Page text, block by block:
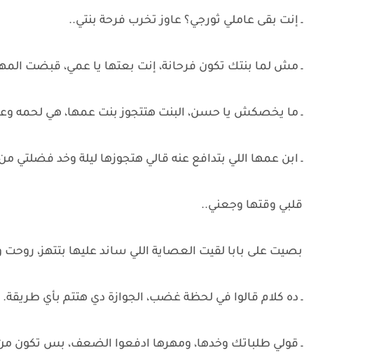
ـ إنت بقى عاملي ثورجي؟ عاوز تخرب فرحة بنتي..
ـ مش لما بنتك تكون فرحانة، إنت بعتها يا عمي، قبضت
ـ ما يخصكش يا حسن، البنت هتتجوز بنت عمها، هي لحمه
ـ ابن عمها اللي بتدافع عنه قالي هتجوزها ليلة وخد فضلتي
قلبي وقتها وجعني..
بصيت على بابا لقيت العصاية اللي ساند عليها بتتهز،
ـ ده كلام قالوا في لحظة غضب، الجوازة دي هتتم بأي طريقة.
ـ قولي طلباتك وخدها، ومهرها ادفعوا الضعف، بس تكون